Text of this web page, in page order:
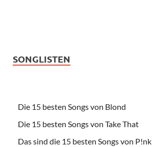
SONGLISTEN
Die 15 besten Songs von Blond
Die 15 besten Songs von Take That
Das sind die 15 besten Songs von P!nk